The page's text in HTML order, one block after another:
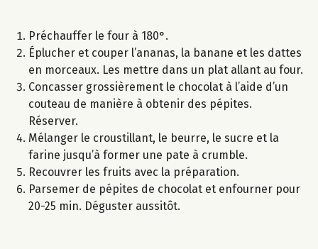
Préchauffer le four à 180°.
Éplucher et couper l’ananas, la banane et les dattes
en morceaux. Les mettre dans un plat allant au four.
Concasser grossièrement le chocolat à l’aide d’un
couteau de manière à obtenir des pépites.
Réserver.
Mélanger le croustillant, le beurre, le sucre et la
farine jusqu’à former une pate à crumble.
Recouvrer les fruits avec la préparation.
Parsemer de pépites de chocolat et enfourner pour
20-25 min. Déguster aussitôt.